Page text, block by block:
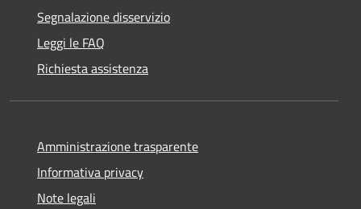
Segnalazione disservizio
Leggi le FAQ
Richiesta assistenza
Amministrazione trasparente
Informativa privacy
Note legali